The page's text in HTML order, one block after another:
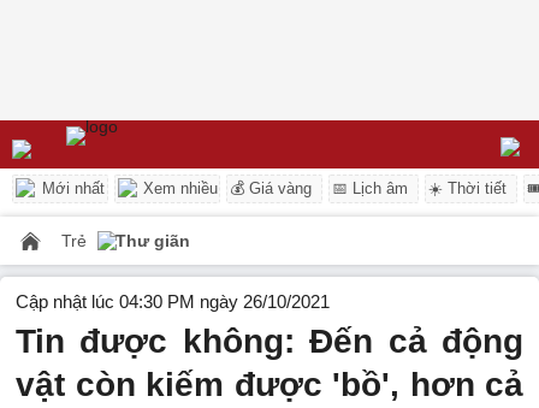
Mới nhất Xem nhiều 💰 Giá vàng 📅 Lịch âm ☀️ Thời tiết
Trẻ Thư giãn
Cập nhật lúc 04:30 PM ngày 26/10/2021
Tin được không: Đến cả động
vật còn kiếm được 'bồ', hơn cả